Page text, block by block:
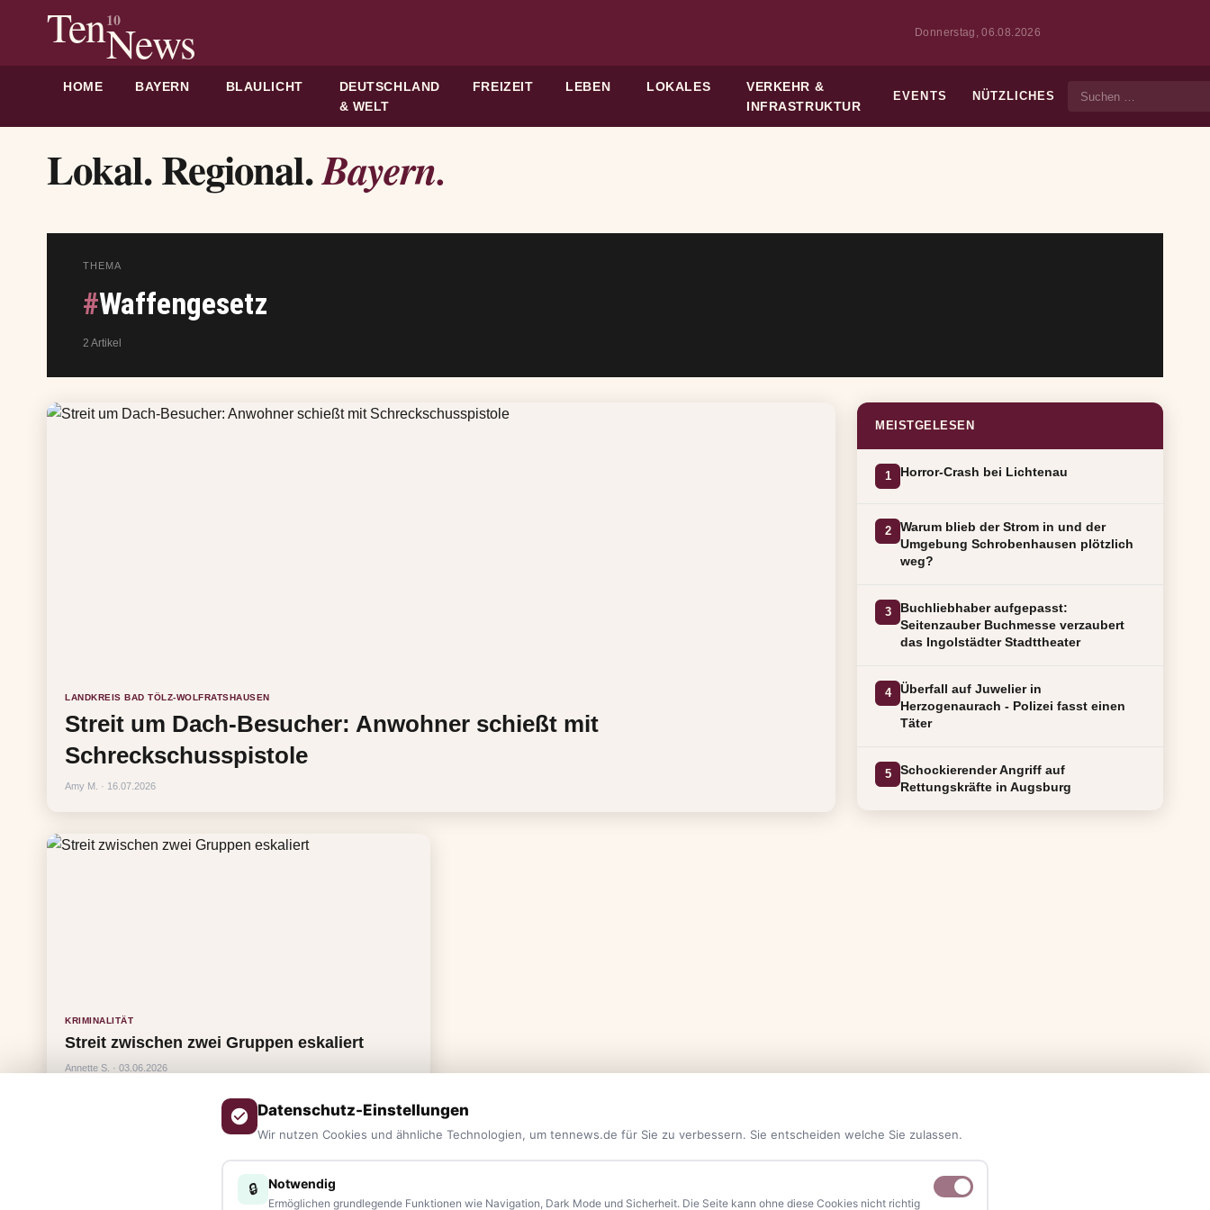
Ten10
News Donnerstag, 06.08.2026
HOME BAYERN BLAULICHT
DEUTSCHLAND
& WELT
FREIZEIT LEBEN LOKALES
VERKEHR &
INFRASTRUKTUR
EVENTS NÜTZLICHES
Lokal. Regional.Bayern.
THEMA
#Waffengesetz
2 Artikel
LANDKREIS BAD TÖLZ-WOLFRATSHAUSEN
Streit um Dach-Besucher: Anwohner schießt mit
Schreckschusspistole
Amy M. · 16.07.2026
KRIMINALITÄT
Streit zwischen zwei Gruppen eskaliert
Annette S. · 03.06.2026
MEISTGELESEN
1 Horror-Crash bei Lichtenau
2
Warum blieb der Strom in und der
Umgebung Schrobenhausen plötzlich
weg?
3
Buchliebhaber aufgepasst:
Seitenzauber Buchmesse verzaubert
das Ingolstädter Stadttheater
4
Überfall auf Juwelier in
Herzogenaurach - Polizei fasst einen
Täter
5
Schockierender Angriff auf
Rettungskräfte in Augsburg
Datenschutz-Einstellungen
Wir nutzen Cookies und ähnliche Technologien, um tennews.de für Sie zu verbessern. Sie entscheiden welche Sie zulassen.
🔒 Notwendig
Ermöglichen grundlegende Funktionen wie Navigation, Dark Mode und Sicherheit. Die Seite kann ohne diese Cookies nicht richtig